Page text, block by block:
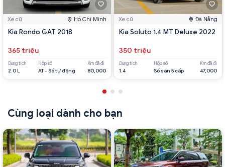
Xe cũ Hồ Chí Minh
Kia Rondo GAT 2018
365 triệu
Dung tích
2.0 L
Hộp số
AT - Số tự động
Km đã đi
80,000
Xe cũ Đà Nẵng
Kia Soluto 1.4 MT Deluxe 2022
350 triệu
Dung tích
1.4
Hộp số
Số sàn 5 cấp
Km đã đi
47,000
Cùng loại dành cho bạn